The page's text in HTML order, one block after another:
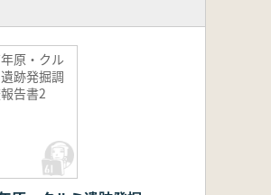
原・クル
跡発掘調
告書2